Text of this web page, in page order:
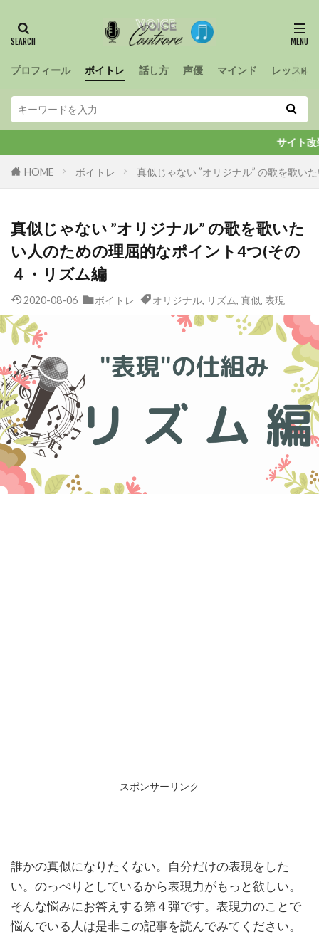
プロフィール ボイトレ 話し方 声優 マインド レッスン
サイト改装中。ちょ
HOME ボイトレ 真似じゃない ”オリジナル” の歌を歌い
真似じゃない ”オリジナル” の歌を歌いた
い人のための理屈的なポイント4つ(その
４・リズム編
2020-08-06 ボイトレ オリジナル, リズム, 真似, 表現
スポンサーリンク
誰かの真似になりたくない。自分だけの表現をした
い。のっぺりとしているから表現力がもっと欲しい。
そんな悩みにお答えする第４弾です。表現力のことで
悩んでいる人は是非この記事を読んでみてください。